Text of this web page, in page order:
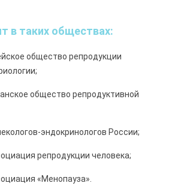
в таких обществах:
общество репродукции
общество репродуктивной
эндокринологов России;
репродукции человека;
«Менопауза».